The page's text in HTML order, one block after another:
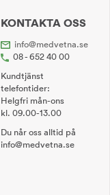
KONTAKTA OSS
info@medvetna.se
08 - 652 40 00
Kundtjänst
telefontider:
Helgfri mån-ons
kl. 09.00-13.00
Du når oss alltid på
info@medvetna.se